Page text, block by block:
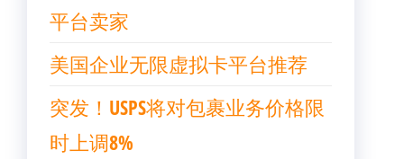
平台卖家
美国企业无限虚拟卡平台推荐
突发！USPS将对包裹业务价格限
时上调8%